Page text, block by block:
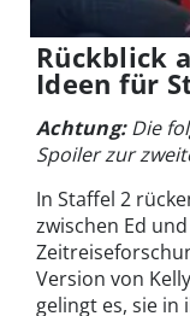
Rückblick
Ideen für
Achtung:Die
Spoiler zur
In Staffel 2
zwischen Ed
Version von
gelingt es, sie in